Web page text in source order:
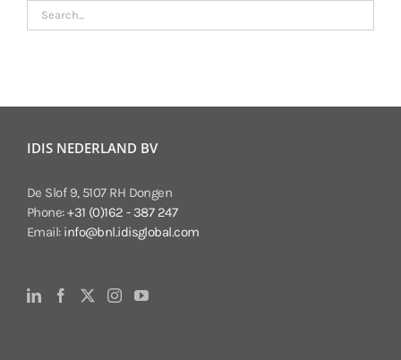
IDIS NEDERLAND BV
De Slof 9, 5107 RH Dongen
Phone:+31 (0)162 - 387 247
Email: info@bnl.idisglobal.com